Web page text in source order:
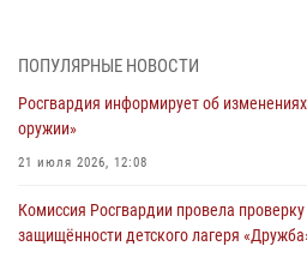
03 августа 2026, 17:21
21 единицу оружия изъяли Псковские
03 августа 2026, 14:10
безопасности во время празднования
02 августа 2026, 13:28
ПОПУЛЯРНЫЕ НОВОСТИ
Росгвардия информирует об
оружии»
21 июля 2026, 12:08
Комиссия Росгвардии провела
защищённости детского лагеря